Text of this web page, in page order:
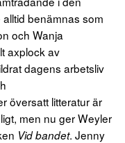
benämnas som
och Wanja
axplock av
dagens arbetsliv
översatt litteratur är
men nu ger Weyler
Vid bandet. Jenny